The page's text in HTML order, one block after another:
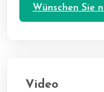
Wünschen Sie
Video